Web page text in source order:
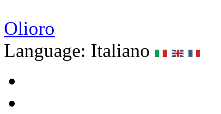
Olioro
Language: Italiano